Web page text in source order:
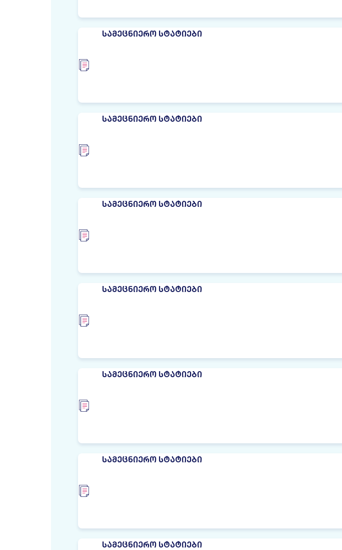
ᲡᲐᲛᲔᲪᲜᲘᲔᲠᲝ ᲡᲢᲐᲢᲘᲔᲑᲘ
ᲡᲐᲛᲔᲪᲜᲘᲔᲠᲝ ᲡᲢᲐᲢᲘᲔᲑᲘ
ᲡᲐᲛᲔᲪᲜᲘᲔᲠᲝ ᲡᲢᲐᲢᲘᲔᲑᲘ
ᲡᲐᲛᲔᲪᲜᲘᲔᲠᲝ ᲡᲢᲐᲢᲘᲔᲑᲘ
ᲡᲐᲛᲔᲪᲜᲘᲔᲠᲝ ᲡᲢᲐᲢᲘᲔᲑᲘ
ᲡᲐᲛᲔᲪᲜᲘᲔᲠᲝ ᲡᲢᲐᲢᲘᲔᲑᲘ
ᲡᲐᲛᲔᲪᲜᲘᲔᲠᲝ ᲡᲢᲐᲢᲘᲔᲑᲘ